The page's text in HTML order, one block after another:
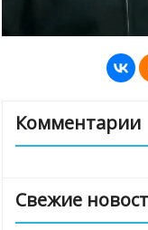
Комментарии
Свежие